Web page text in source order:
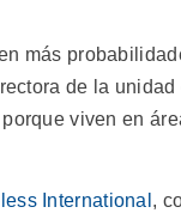
más
de la
viven en
International ,